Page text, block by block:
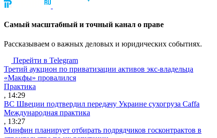
Cамый масштабный и точный канал о праве
Рассказываем о важных деловых и юридических событиях.
Перейти в Telegram
Третий аукцион по приватизации активов экс-владельца
«Макфы» провалился
Практика
, 14:29
ВС Швеции подтвердил передачу Украине сухогруза Caffa
Международная практика
, 13:27
Минфин планирует отбирать подрядчиков госконтрактов в